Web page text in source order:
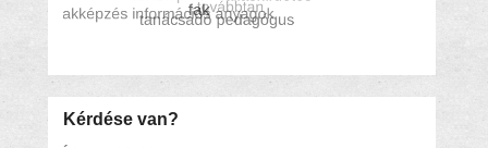
Kérdése van?